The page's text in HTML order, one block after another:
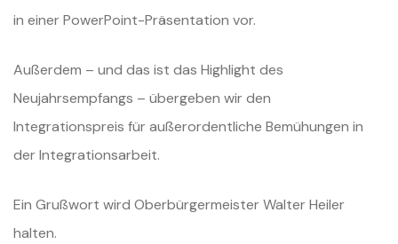
in einerPowerPoint-Präsentation vor.
Außerdem – und das ist das Highlight des
Neujahrsempfangs – übergeben wirden
Integrationspreis für außerordentliche Bemühungen in
derIntegrationsarbeit.
Ein Grußwort wird Oberbürgermeister Walter Heiler
halten.